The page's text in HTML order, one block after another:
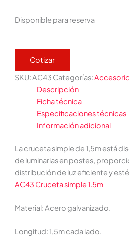
Disponible para reserva
Cotizar
SKU:AC43 Categorías:
Descripción
Ficha técnica
Especificaciones técnicas
Información adicional
La cruceta simple de 1,5m está
de luminarias en postes,
distribución de luz eficiente y
AC43 Cruceta simple 1.5m
Material: Acero galvanizado.
Longitud: 1,5m cada lado.